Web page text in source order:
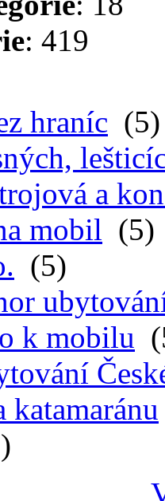
: 419
hraníc (5)
a
mobil (5)
(5)
k mobilu
katamaránu